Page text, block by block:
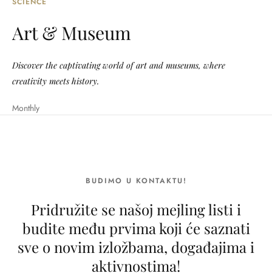
Art & Museum
Discover the captivating world of art and museums, where
creativity meets history.
Monthly
BUDIMO U KONTAKTU!
Pridružite se našoj mejling listi i
budite među prvima koji će saznati
sve o novim izložbama, događajima i
aktivnostima!